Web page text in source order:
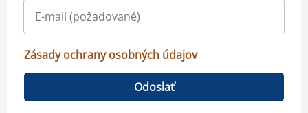
Zásady ochrany osobných údajov
Odoslať